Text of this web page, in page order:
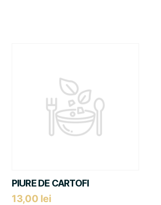
PIURE DE CARTOFI
13,00 lei